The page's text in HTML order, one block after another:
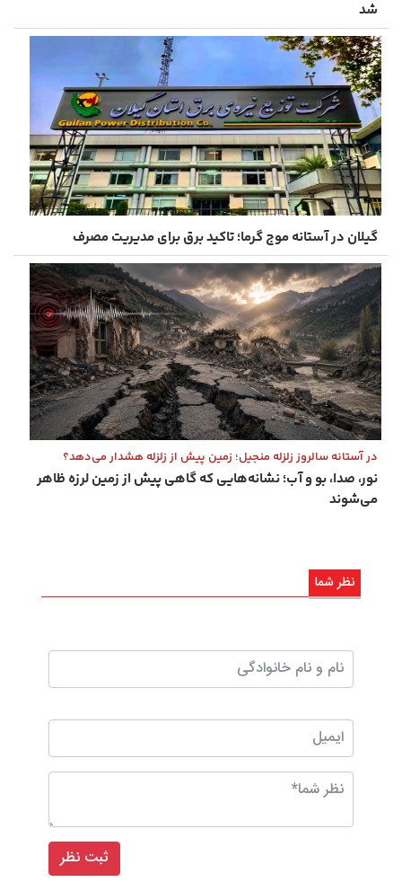
شد
گیلان در آستانه موج گرما؛ تاکید برق برای مدیریت مصرف
در آستانه سالروز زلزله منجیل؛ زمین پیش از زلزله هشدار می‌دهد؟
نور، صدا، بو و آب؛ نشانه‌هایی که گاهی پیش از زمین ‌لرزه ظاهر
می‌شوند
نظر شما